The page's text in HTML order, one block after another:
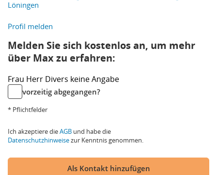
Löningen
Profil melden
Melden Sie sich kostenlos an, um mehr
über Max zu erfahren:
Frau Herr Divers keine Angabe
vorzeitig abgegangen?
* Pflichtfelder
Ich akzeptiere dieAGB und habe die
Datenschutzhinweisezur Kenntnis genommen.
Als Kontakt hinzufügen